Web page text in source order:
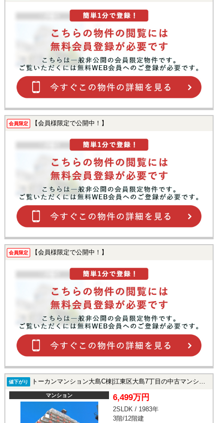
会員限定 【会員様限定で公開中！】
会員限定 【会員様限定で公開中！】
値下がり トーカンマンション大島C棟|江東区大島7丁目の中古マンション
マンション 6,499万円
2SLDK / 1983年
3階/12階建